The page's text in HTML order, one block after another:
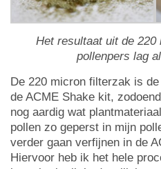
Het resultaat uit de
pollenpers lag
De 220 micron filterzak is
de ACME Shake kit,
nog aardig wat
pollen zo geperst in mijn
verder gaan verfijnen in de
Hiervoor heb ik het hele